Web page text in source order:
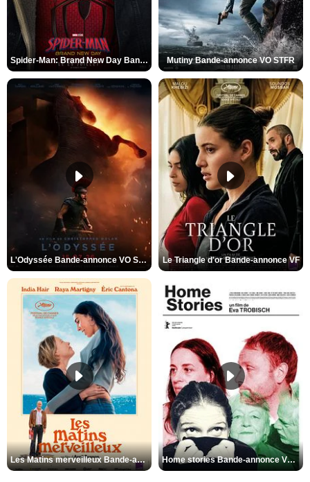
Spider-Man: Brand New Day Bande-annonce VO STFR Mutiny Bande-annonce VO STFR
L'Odyssée Bande-annonce VO STFR Le Triangle d'or Bande-annonce VF
Les Matins merveilleux Bande-annonce VF Home stories Bande-annonce VO STFR